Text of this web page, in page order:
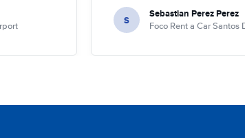
S Sebastian Perez Perez
Foco Rent a Car Santos